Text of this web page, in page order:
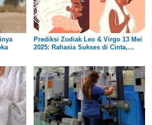
Prediksi Zodiak Leo & Virgo 13 Mei
2025: Rahasia Sukses di Cinta,